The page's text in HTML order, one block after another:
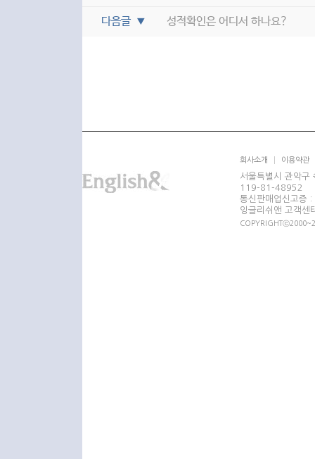
다음글 ▼ 성적확인은 어디서 하나요?
회사소개 이용약관
서울특별시 관악
119-81-48952
통신판매업신고증
잉글리쉬앤 고객